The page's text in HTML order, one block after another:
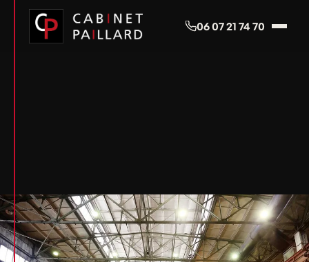
06 07 21 74 70
Panneau de gestion des cookies